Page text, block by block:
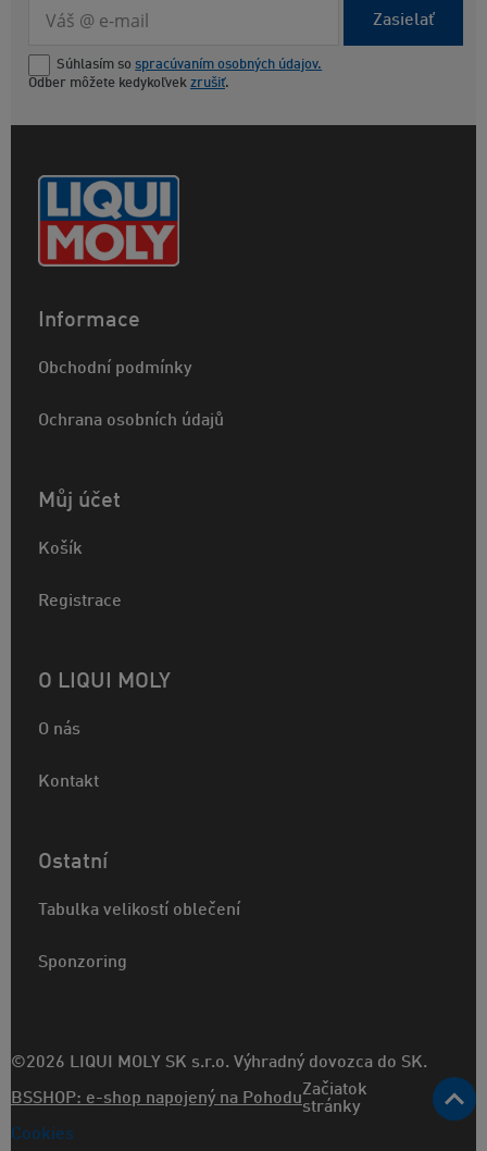
Zasielať
Súhlasím so spracúvaním osobných údajov.
Odber môžete kedykoľvek zrušiť.
Informace
Obchodní podmínky
Ochrana osobních údajů
Můj účet
Košík
Registrace
O LIQUI MOLY
O nás
Kontakt
Ostatní
Tabulka velikostí oblečení
Sponzoring
©2026 LIQUI MOLY SK s.r.o. Výhradný dovozca do SK.
BSSHOP: e-shop napojený na PohoduZačiatok
stránky
Cookies